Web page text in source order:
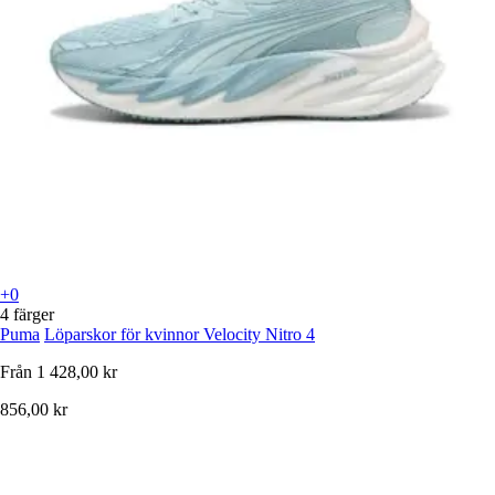
+0
4 färger
Puma Löparskor för kvinnor Velocity Nitro 4
Från 1 428,00 kr
856,00 kr